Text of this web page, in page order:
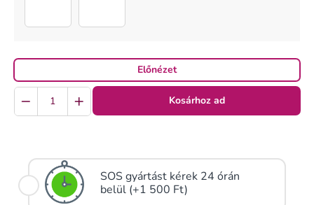
Előnézet
Kosárhoz ad
SOS gyártást kérek 24 órán
belül (+1 500 Ft)